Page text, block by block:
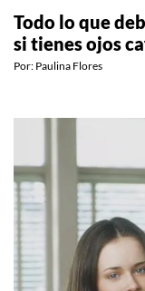
Todo lo que
si tienes ojos
Por: Paulina Flores